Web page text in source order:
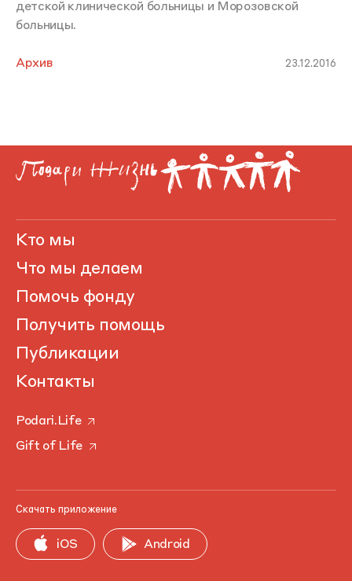
детской клинической больницы и Морозовской
больницы.
Архив 23.12.2016
Кто мы
Что мы делаем
Помочь фонду
Получить помощь
Публикации
Контакты
Podari.Life
Gift of Life
Скачать приложение
iOS Android